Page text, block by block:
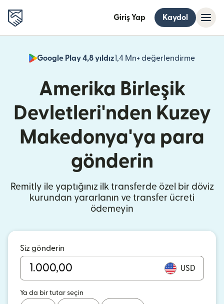
Giriş Yap Kaydol
Google Play 4,8 yıldız1,4 Mn+ değerlendirme
Amerika Birleşik
Devletleri'nden Kuzey
Makedonya'ya para
gönderin
Remitly ile yaptığınız ilk transferde özel bir döviz
kurundan yararlanın ve transfer ücreti
ödemeyin
Siz gönderin
USD
Ya da bir tutar seçin